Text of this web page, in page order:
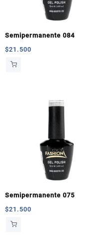
Semipermanente 084
$21.500
Semipermanente 075
$21.500